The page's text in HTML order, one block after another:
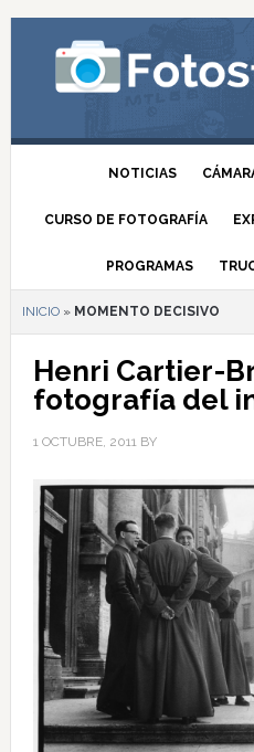
NOTICIAS
CURSO DE FOTOGRAFÍA
PROGRAMAS
INICIO» MOMENTO DECISIVO
Henri Cartier-
fotografía del
1 OCTUBRE, 2011BY